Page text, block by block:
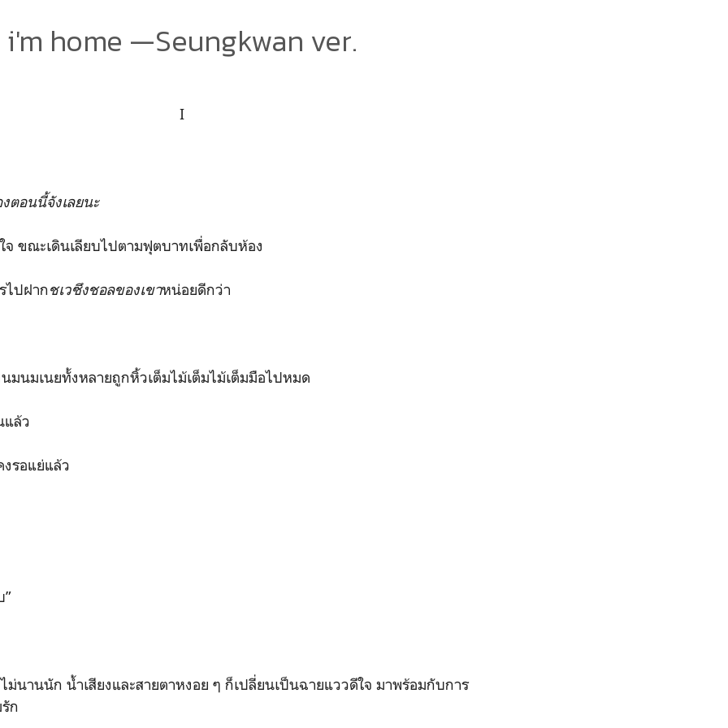
i'm home —Seungkwan ver.
I
ตอนนี้จังเลยนะ
จ ขณะเดินเลียบไปตามฟุตบาทเพื่อกลับห้อง
ปฝากชเวซึงชอลของเขาหน่อยดีกว่า
มเนยทั้งหลายถูกหิ้วเต็มไม้เต็มไม้เต็มมือไปหมด
ล้ว
อแย่แล้ว
นนัก น้ำเสียงและสายตาหงอย ๆ ก็เปลี่ยนเป็นฉายแววดีใจ มาพร้อมกับการ
ก